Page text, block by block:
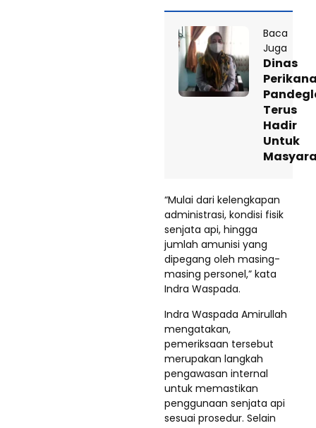
Baca
Juga
Dinas
Terus
Hadir
Untuk
“Mulai dari kelengkapan
administrasi, kondisi fisik
senjata api, hingga
jumlah amunisi yang
dipegang oleh masing-
masing personel,” kata
Indra Waspada.
Indra Waspada Amirullah
mengatakan,
pemeriksaan tersebut
merupakan langkah
pengawasan internal
untuk memastikan
penggunaan senjata api
sesuai prosedur. Selain